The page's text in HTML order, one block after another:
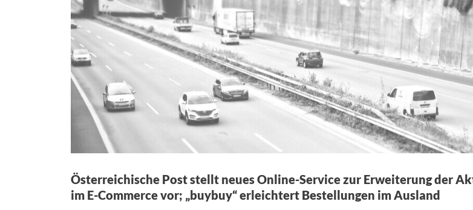
Österreichische Post stellt neues Online-Service zur Erweiterung der
im E-Commerce vor; „buybuy“ erleichtert Bestellungen im Ausland